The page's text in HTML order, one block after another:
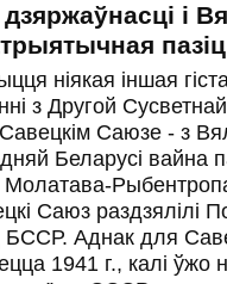
і
ніякая іншая
з Другой
Саюзе - з
Беларусі вайна
Молатава-
Саюз раздзялілі
БССР. Аднак для
1941 г., калі ўжо